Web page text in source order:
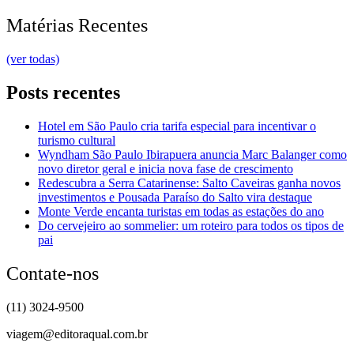
Matérias Recentes
(ver todas)
Posts recentes
Hotel em São Paulo cria tarifa especial para incentivar o
turismo cultural
Wyndham São Paulo Ibirapuera anuncia Marc Balanger como
novo diretor geral e inicia nova fase de crescimento
Redescubra a Serra Catarinense: Salto Caveiras ganha novos
investimentos e Pousada Paraíso do Salto vira destaque
Monte Verde encanta turistas em todas as estações do ano
Do cervejeiro ao sommelier: um roteiro para todos os tipos de
pai
Contate-nos
(11) 3024-9500
viagem@editoraqual.com.br